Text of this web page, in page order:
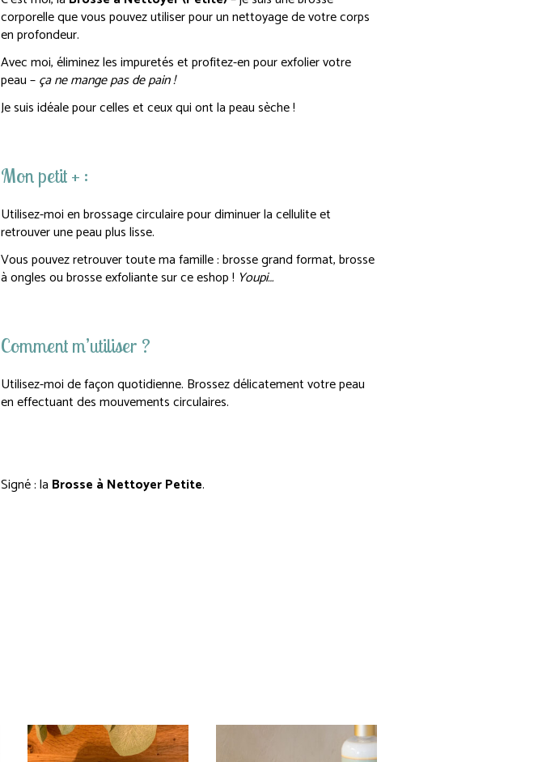
corporelle que vous pouvez utiliser pour un nettoyage de votre corps
en profondeur.
Avec moi, éliminez les impuretés et profitez-en pour exfolier votre
peau –ça ne mange pas de pain !
Je suis idéale pour celles et ceux qui ont la peau sèche !
Mon petit + :
Utilisez-moi en brossage circulaire pour diminuer la cellulite et
retrouver une peau plus lisse.
Vous pouvez retrouver toute ma famille : brosse grand format, brosse
à ongles ou brosse exfoliante sur ce eshop ! Youpi…
Comment m’utiliser ?
Utilisez-moi de façon quotidienne. Brossez délicatement votre peau
en effectuant des mouvements circulaires.
Signé : la Brosse à Nettoyer Petite.